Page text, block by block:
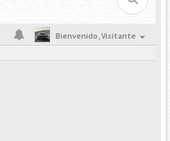
Bienvenido,Visitante